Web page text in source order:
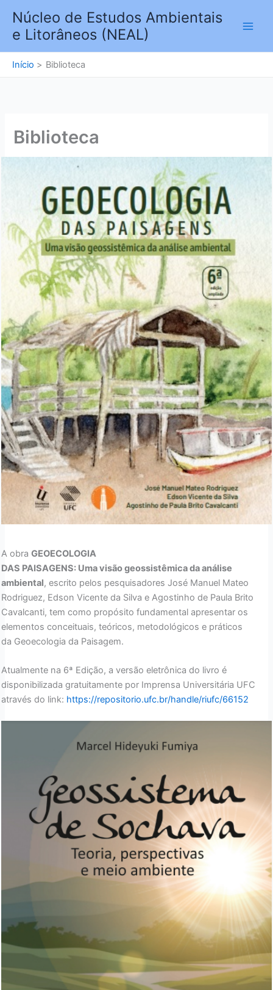
para
conteúdo
Núcleo de Estudos Ambientais
e Litorâneos (NEAL)
Início Biblioteca
Biblioteca
A obraGEOECOLOGIA
DAS PAISAGENS: Uma visão geossistêmica da análise
ambiental, escrito pelos pesquisadores José Manuel Mateo
Rodriguez, Edson Vicente da Silva e Agostinho de Paula Brito
Cavalcanti, tem como propósito fundamental apresentar os
elementos conceituais, teóricos, metodológicos e práticos
da Geoecologia da Paisagem.
Atualmente na 6ª Edição, a versão eletrônica do livro é
disponibilizada gratuitamente por Imprensa Universitária UFC
através do link: https://repositorio.ufc.br/handle/riufc/66152